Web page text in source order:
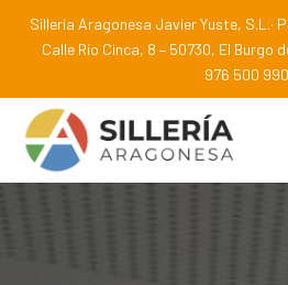
Sillería Aragonesa Javier Yuste, S.L.·
Calle Río Cinca, 8 – 50730, El Burgo
976 500 990